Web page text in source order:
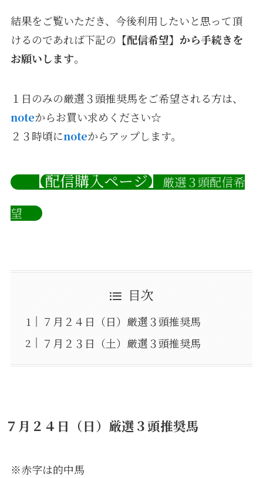
結果をご覧いただき、今後利用したいと思って頂
けるのであれば下記の 【配信希望】から手続きを
お願いします。
１日のみの厳選３頭推奨馬をご希望される方は、
noteからお買い求めください☆
２３時頃にnoteからアップします。
【配信購入ページ】厳選３頭配信希
望
目次
７月２４日（日）厳選３頭推奨馬
７月２３日（土）厳選３頭推奨馬
７月２４日（日）厳選３頭推奨馬
※赤字は的中馬